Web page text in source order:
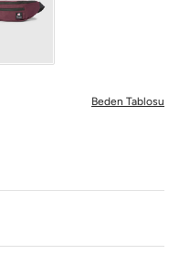
Beden Tablosu